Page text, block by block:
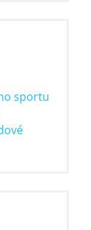
sportu